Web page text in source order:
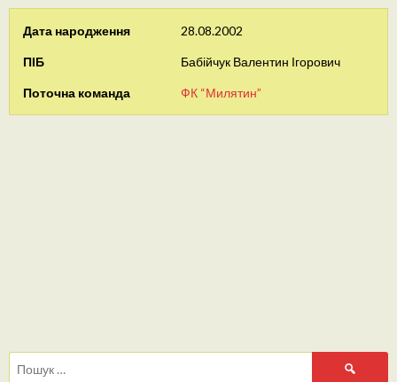
Дата народження 28.08.2002
ПІБ Бабійчук Валентин Ігорович
Поточна команда ФК “Милятин”
Пошук: